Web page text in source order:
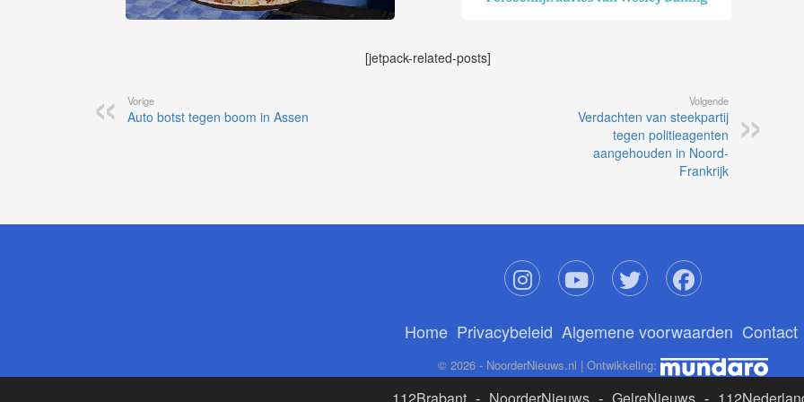
[jetpack-related-posts]
Vorige
Auto botst tegen boom in Assen
Volgende
Verdachten van steekpartij
tegen politieagenten
aangehouden in Noord-
Frankrijk
Home Privacybeleid Algemene voorwaarden Contact
© 2026 - NoorderNieuws.nl | Ontwikkeling:
112Brabant - NoorderNieuws - GelreNieuws -